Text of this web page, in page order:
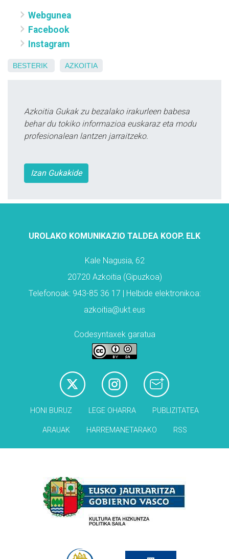
Webgunea
Facebook
Instagram
BESTERIK AZKOITIA
Azkoitia Gukak zu bezalako irakurleen babesa
behar du tokiko informazioa euskaraz eta modu
profesionalean lantzen jarraitzeko.
Izan Gukakide
UROLAKO KOMUNIKAZIO TALDEA KOOP. ELK
Kale Nagusia, 62
20720 Azkoitia (Gipuzkoa)
Telefonoak: 943-85 36 17 | Helbide elektronikoa:
azkoitia@ukt.eus
Codesyntaxek garatua
HONI BURUZ LEGE OHARRA PUBLIZITATEA
ARAUAK HARREMANETARAKO RSS